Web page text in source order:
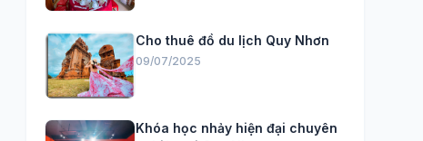
Cho thuê đồ du lịch Quy Nhơn
09/07/2025
Khóa học nhảy hiện đại chuyên